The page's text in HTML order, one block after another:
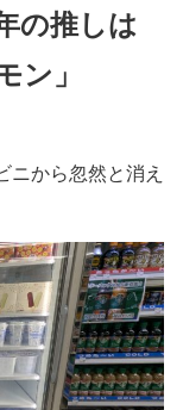
の推しは
ン」
ニから忽然と消え